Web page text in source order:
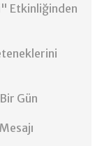
Etkinliğinden
Gün